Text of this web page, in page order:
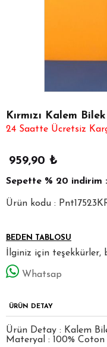
Kırmızı Kalem
24 Saatte Ücretsiz
959,90 ₺
Sepette % 20 indirim :
Ürün kodu :
BEDEN TABLOSU
İlginiz için
Whatsap
ÜRÜN DETAY
Ürün Detay : Kalem
Materyal : 100% Coton